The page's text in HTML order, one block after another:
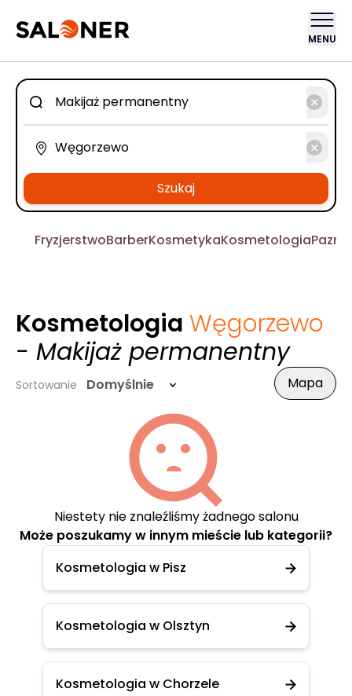
MENU
Szukaj
FryzjerstwoBarberKosmetykaKosmetologia
Kosmetologia Węgorzewo
- Makijaż permanentny
Sortowanie Domyślnie Mapa
Niestety nie znaleźliśmy żadnego salonu
Może poszukamy w innym mieście lub kategorii?
Kosmetologia w Pisz
Kosmetologia w Olsztyn
Kosmetologia w Chorzele